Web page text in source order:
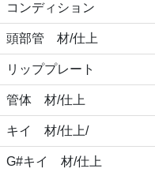
コンディション
頭部管 材/仕上
リッププレート
管体 材/仕上
キイ 材/仕上/
G#キイ 材/仕上